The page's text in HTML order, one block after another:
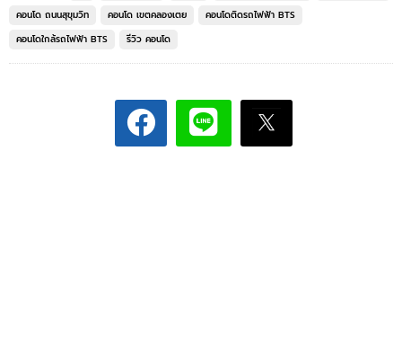
คอนโด ถนนสุขุมวิท
คอนโด เขตคลองเตย
คอนโดติดรถไฟฟ้า BTS
คอนโดใกล้รถไฟฟ้า BTS
รีวิว คอนโด